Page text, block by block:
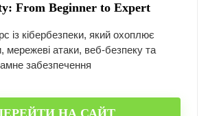
From Beginner to Expert
із кібербезпеки, який охоплює
мережеві атаки, веб-безпеку та
забезпечення
НА САЙТ